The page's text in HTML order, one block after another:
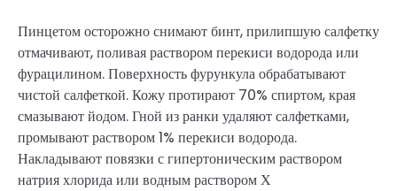
Пинцетом осторожно снимают бинт, прилипшую салфетку
отмачивают, поливая раствором перекиси водорода или
фурацилином. Поверхность фурункула обрабатывают
чистой салфеткой. Кожу протирают 70% спиртом, края
смазывают йодом. Гной из ранки удаляют салфетками,
промывают раствором 1% перекиси водорода.
Накладывают повязки с гипертоническим раствором
натрия хлорида или водным раствором Х